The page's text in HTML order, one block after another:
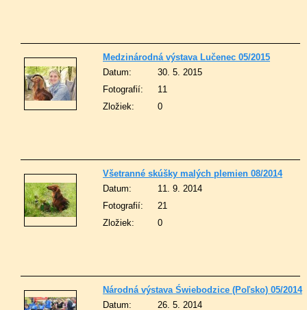
Medzinárodná výstava Lučenec 05/2015
Datum:
30. 5. 2015
Fotografií:
11
Zložiek:
0
Všetranné skúšky malých plemien 08/2014
Datum:
11. 9. 2014
Fotografií:
21
Zložiek:
0
Národná výstava Świebodzice (Poľsko) 05/2014
Datum:
26. 5. 2014